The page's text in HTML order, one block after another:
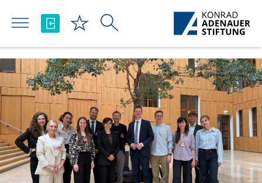
تخطي إلى المحتوى الرئيسي